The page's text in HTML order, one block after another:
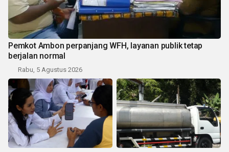
Pemkot Ambon perpanjang WFH, layanan publik tetap
berjalan normal
Rabu, 5 Agustus 2026